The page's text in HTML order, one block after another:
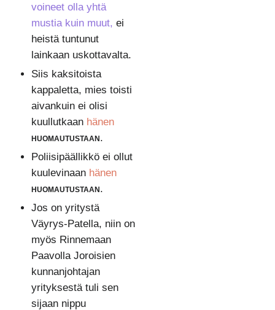
voineet olla yhtä
mustia kuin muut, ei
heistä tuntunut
lainkaan uskottavalta.
Siis kaksitoista
kappaletta, mies toisti
aivankuin ei olisi
kuullutkaan hänen
huomautustaan.
Poliisipäällikkö ei ollut
kuulevinaan hänen
huomautustaan.
Jos on yritystä
Väyrys-Patella, niin on
myös Rinnemaan
Paavolla Joroisien
kunnanjohtajan
yrityksestä tuli sen
sijaan nippu